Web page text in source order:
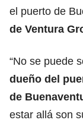
el puerto de
de Ventura
“No se puede
dueño del
de
estar allá son